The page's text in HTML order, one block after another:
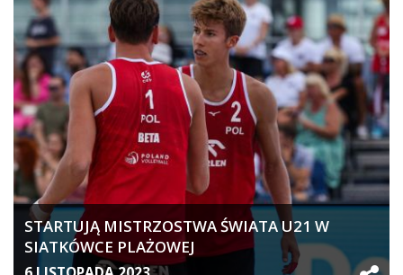
STARTUJĄ MISTRZOSTWA ŚWIATA U21 W
SIATKÓWCE PLAŻOWEJ